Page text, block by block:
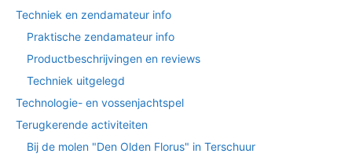
Techniek en zendamateur info
Praktische zendamateur info
Productbeschrijvingen en reviews
Techniek uitgelegd
Technologie- en vossenjachtspel
Terugkerende activiteiten
Bij de molen "Den Olden Florus" in Terschuur